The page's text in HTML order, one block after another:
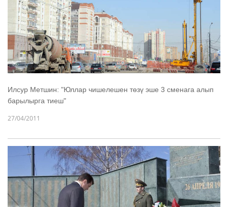
Илсур Метшин: "Юллар чишелешен төзү эше 3 сменага алып
барылырга тиеш"
27/04/2011